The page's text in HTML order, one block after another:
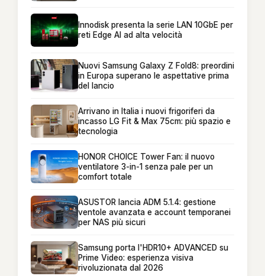
Innodisk presenta la serie LAN 10GbE per
reti Edge AI ad alta velocità
Nuovi Samsung Galaxy Z Fold8: preordini
in Europa superano le aspettative prima
del lancio
Arrivano in Italia i nuovi frigoriferi da
incasso LG Fit & Max 75cm: più spazio e
tecnologia
HONOR CHOICE Tower Fan: il nuovo
ventilatore 3-in-1 senza pale per un
comfort totale
ASUSTOR lancia ADM 5.1.4: gestione
ventole avanzata e account temporanei
per NAS più sicuri
Samsung porta l'HDR10+ ADVANCED su
Prime Video: esperienza visiva
rivoluzionata dal 2026